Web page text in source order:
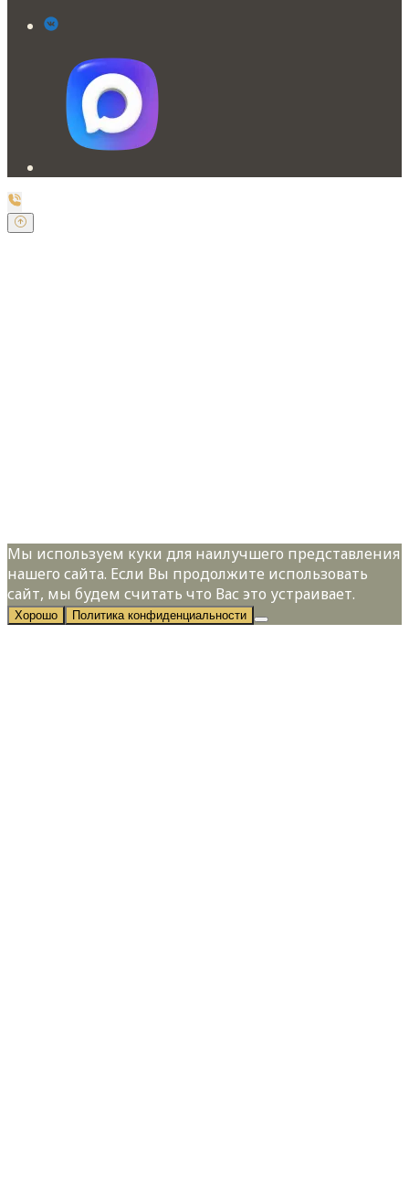
Мы используем куки для наилучшего представления
нашего сайта. Если Вы продолжите использовать
сайт, мы будем считать что Вас это устраивает.
Хорошо Политика конфиденциальности